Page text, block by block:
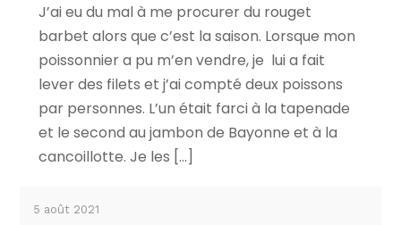
J’ai eu du mal à me procurer du rouget
barbet alors que c’est la saison. Lorsque mon
poissonnier a pu m’en vendre, je lui a fait
lever des filets et j’ai compté deux poissons
par personnes. L’un était farci à la tapenade
et le second au jambon de Bayonne et à la
cancoillotte. Je les […]
5 août 2021